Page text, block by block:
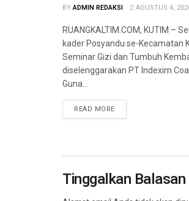
BYADMIN REDAKSI AGUSTUS 4,
RUANGKALTIM.COM, KUTIM –
kader Posyandu se-Kecamatan
Seminar Gizi dan Tumbuh
diselenggarakan PT Indexim
Guna...
READ MORE
Tinggalkan Balasan